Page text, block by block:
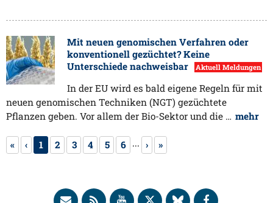
Mit neuen genomischen Verfahren oder
konventionell gezüchtet? Keine
Unterschiede nachweisbar
Aktuell Meldungen
In der EU wird es bald eigene Regeln für mit
neuen genomischen Techniken (NGT) gezüchtete
Pflanzen geben. Vor allem der Bio-Sektor und die … mehr
« ‹ 1 2 3 4 5 6 ... › »